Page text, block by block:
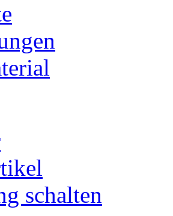
schalten